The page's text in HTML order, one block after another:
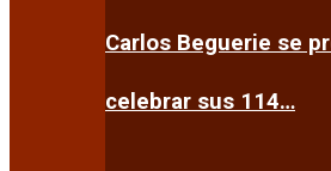
Carlos Beguerie se
celebrar sus 114…